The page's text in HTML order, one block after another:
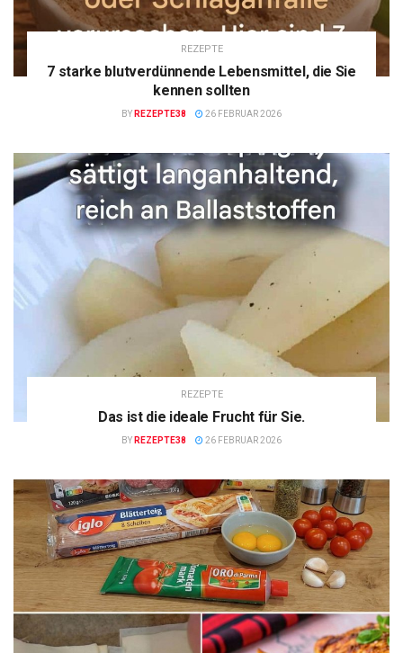
REZEPTE
7 starke blutverdünnende Lebensmittel, die Sie
kennen sollten
BY REZEPTE38 26 FEBRUAR 2026
REZEPTE
Das ist die ideale Frucht für Sie.
BY REZEPTE38 26 FEBRUAR 2026